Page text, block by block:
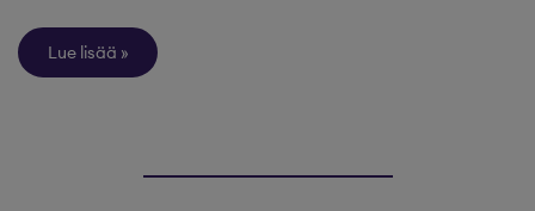
Lue lisää